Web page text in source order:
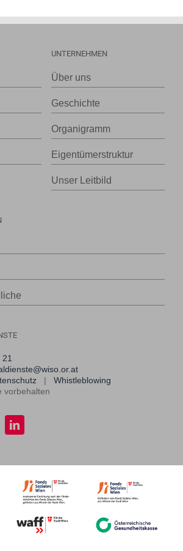
UNTERNEHMEN
Über uns
Geschichte
Organigramm
Eigentümerstruktur
Unser Leitbild
| Whistleblowing
vorbehalten